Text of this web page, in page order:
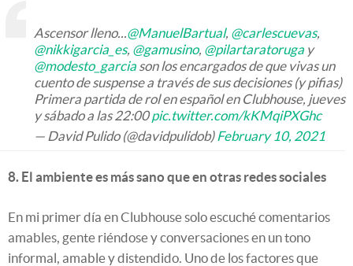
Ascensor lleno... @ManuelBartual, @carlescuevas,
@nikkigarcia_es, @gamusino, @pilartaratoruga y
@modesto_garcia son los encargados de que vivas un
cuento de suspense a través de sus decisiones (y pifias)
Primera partida de rol en español en Clubhouse, jueves
y sábado a las 22:00pic.twitter.com/kKMqiPXGhc
— David Pulido (@davidpulidob) February 10, 2021
8. El ambiente es más sano que en otras redes sociales
En mi primer día en Clubhouse solo escuché comentarios
amables, gente riéndose y conversaciones en un tono
informal, amable y distendido. Uno de los factores que